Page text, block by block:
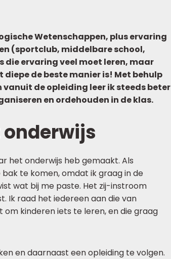
Wetenschappen, plus ervaring
(sportclub, middelbare school,
die ervaring veel moet leren, maar
de beste manier is! Met behulp
de opleiding leer ik steeds beter
en ordehouden in de klas.
onderwijs
het onderwijs heb gemaakt. Als
te komen, omdat ik graag in de
wat bij me paste. Het zij-instroom
Ik raad het iedereen aan die van
kinderen iets te leren, en die graag
en daarnaast een opleiding te volgen.